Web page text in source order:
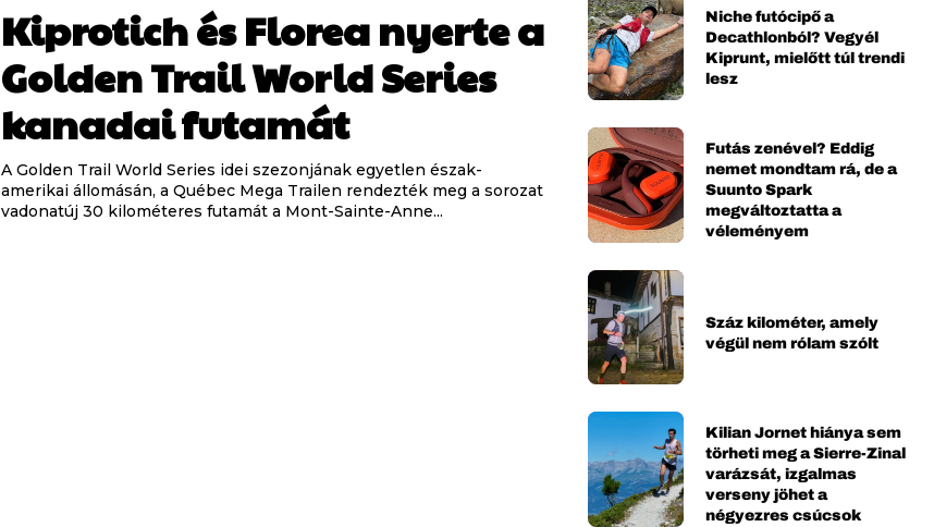
Kiprotich és Florea nyerte a
Golden Trail World Series
kanadai futamát
A Golden Trail World Series idei szezonjának egyetlen észak-
amerikai állomásán, a Québec Mega Trailen rendezték meg a sorozat
vadonatúj 30 kilométeres futamát a Mont-Sainte-Anne...
Niche futócipő a
Decathlonból? Vegyél
Kiprunt, mielőtt túl trendi
lesz
Futás zenével? Eddig
nemet mondtam rá, de a
Suunto Spark
megváltoztatta a
véleményem
Száz kilométer, amely
végül nem rólam szólt
Kilian Jornet hiánya sem
törheti meg a Sierre-Zinal
varázsát, izgalmas
verseny jöhet a
négyezres csúcsok